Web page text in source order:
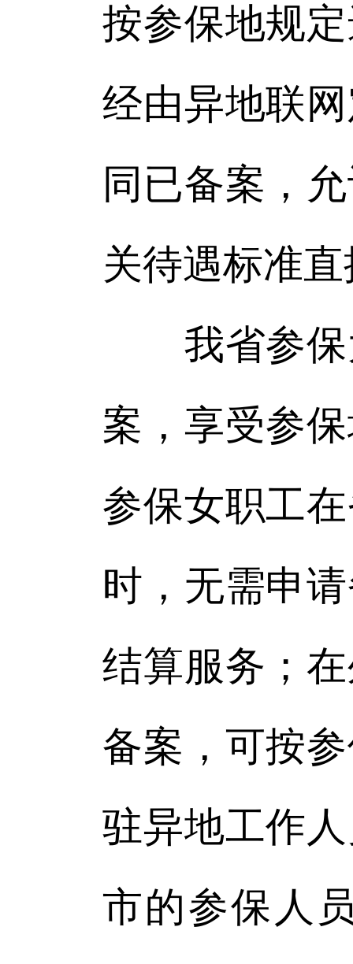
按参保地规
经由异地联
同已备案，
关待遇标准
我省参保
案，享受参
参保女职工
时，无需申
结算服务；
备案，可按
驻异地工作
市的参保人